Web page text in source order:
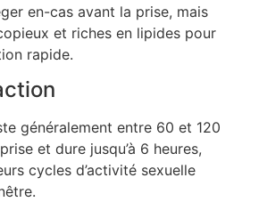
en-cas avant la prise, mais
et riches en lipides pour
rapide.
généralement entre 60 et 120
et dure jusqu’à 6 heures,
cycles d’activité sexuelle